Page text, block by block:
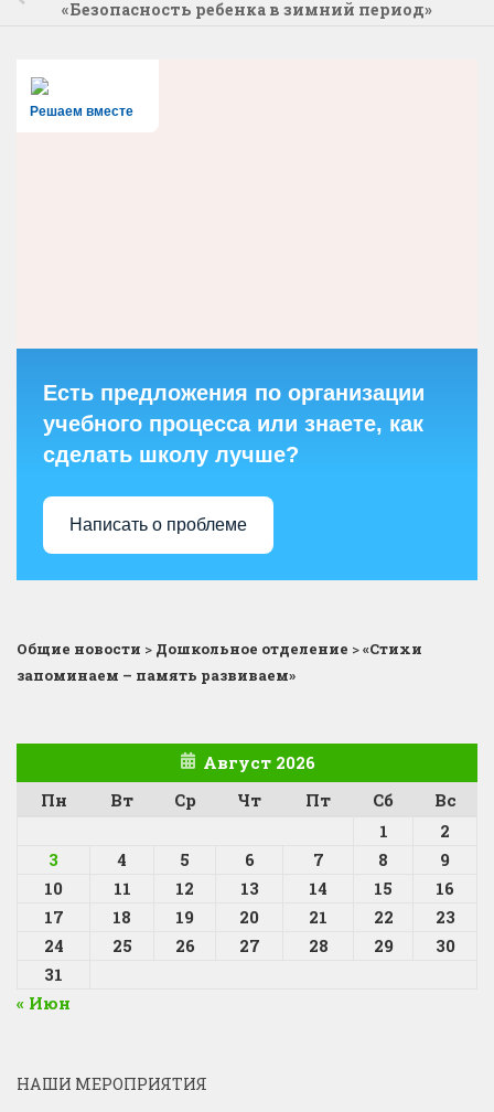
«Безопасность ребенка в зимний период»
Решаем вместе
Есть предложения по организации
учебного процесса или знаете, как
сделать школу лучше?
Написать о проблеме
Общие новости > Дошкольное отделение >«Стихи
запоминаем – память развиваем»
Август 2026
Пн
Вт Ср Чт Пт Сб
Вс
1
2
3
4 5 6 7 8
9
10
11 12 13 14 15
16
17
18 19 20 21 22
23
24
25 26 27 28 29
30
31
« Июн
НАШИ МЕРОПРИЯТИЯ